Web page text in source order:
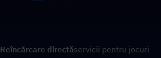
Reîncărcare directăservicii pentru jocuri